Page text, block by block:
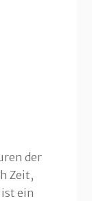
der
Zeit,
ein